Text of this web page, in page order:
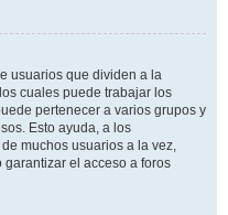
usuarios que dividen a la
cuales puede trabajar los
pertenecer a varios grupos y
Esto ayuda, a los
muchos usuarios a la vez,
garantizar el acceso a foros